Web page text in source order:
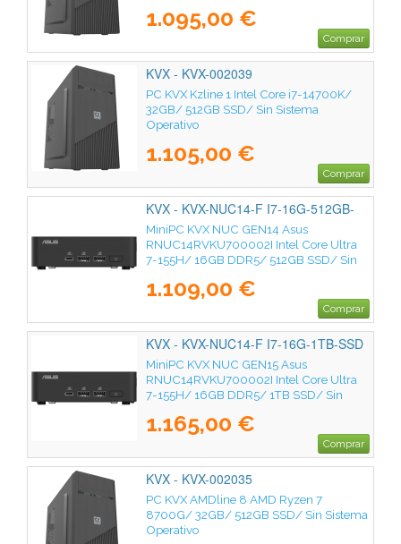
1.095,00 €
Comprar
KVX - KVX-002039
PC KVX Kzline 1 Intel Core i7-14700K/
32GB/ 512GB SSD/ Sin Sistema
Operativo
1.105,00 €
Comprar
KVX - KVX-NUC14-F I7-16G-512GB-
SSD
MiniPC KVX NUC GEN14 Asus
RNUC14RVKU700002I Intel Core Ultra
7-155H/ 16GB DDR5/ 512GB SSD/ Sin
1.109,00 €
Comprar
KVX - KVX-NUC14-F I7-16G-1TB-SSD
MiniPC KVX NUC GEN15 Asus
RNUC14RVKU700002I Intel Core Ultra
7-155H/ 16GB DDR5/ 1TB SSD/ Sin
1.165,00 €
Comprar
KVX - KVX-002035
PC KVX AMDline 8 AMD Ryzen 7
8700G/ 32GB/ 512GB SSD/ Sin Sistema
Operativo